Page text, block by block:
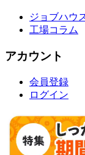
ジョブハウ
工場コラム
アカウント
会員登録
ログイン